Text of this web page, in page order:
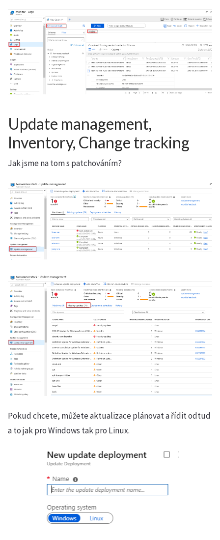
Update management,
Inventory, Change tracking
Jak jsme na tom s patchováním?
Pokud chcete, můžete aktualizace plánovat a řídit odtud
a to jak pro Windows tak pro Linux.